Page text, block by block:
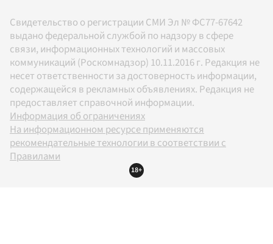
Свидетельство о регистрации СМИ Эл № ФС77-67642
выдано федеральной службой по надзору в сфере
связи, информационных технологий и массовых
коммуникаций (Роскомнадзор) 10.11.2016 г. Редакция не
несет ответственности за достоверность информации,
содержащейся в рекламных объявлениях. Редакция не
предоставляет справочной информации.
Информация об ограничениях
На информационном ресурсе применяются
рекомендательные технологии в соответствии с
Правилами
18+